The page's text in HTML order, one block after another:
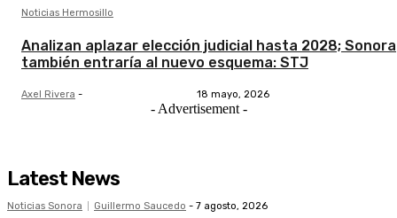
Noticias Hermosillo
Analizan aplazar elección judicial hasta 2028; Sonora
también entraría al nuevo esquema: STJ
Axel Rivera - 18 mayo, 2026
- Advertisement -
Latest News
Noticias Sonora Guillermo Saucedo - 7 agosto, 2026